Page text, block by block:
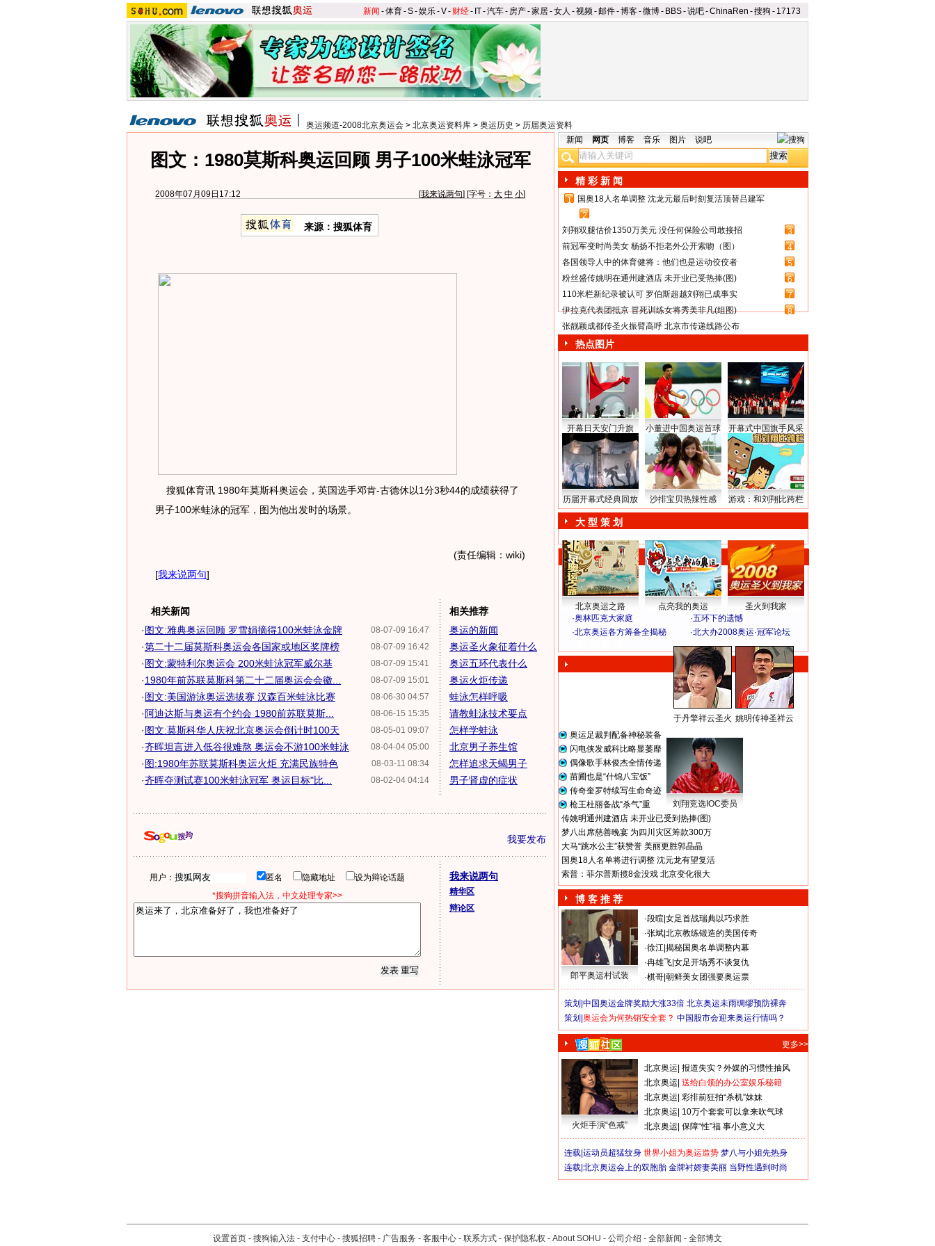
新闻 -体育-S-娱乐-V- 财经- IT-汽车- 房产-家居-女人 -视频-邮件-博客-微博- BBS-说吧-ChinaRen -搜狗 - 17173
奥运频道-2008北京奥运会 > 北京奥运资料库 > 奥运历史 > 历届奥运资料
图文：1980莫斯科奥运回顾 男子100米蛙泳冠军
2008年07月09日17:12 [我来说两句] [字号： 大 中 小]
来源：搜狐体育
搜狐体育讯 1980年莫斯科奥运会，英国选手邓肯-古德休以1分3秒44的成绩获得了
男子100米蛙泳的冠军，图为他出发时的场景。
(责任编辑：wiki)
[我来说两句]
相关新闻
08-07-09 16:47
·图文:雅典奥运回顾 罗雪娟摘得100米蛙泳金牌
08-07-09 16:42
·第二十二届莫斯科奥运会各国家或地区奖牌榜
08-07-09 15:41
·图文:蒙特利尔奥运会 200米蛙泳冠军威尔基
08-07-09 15:01
·1980年前苏联莫斯科第二十二届奥运会会徽...
08-06-30 04:57
·图文:美国游泳奥运选拔赛 汉森百米蛙泳比赛
08-06-15 15:35
· 阿迪达斯与奥运有个约会 1980前苏联莫斯...
08-05-01 09:07
·图文:莫斯科华人庆祝北京奥运会倒计时100天
08-04-04 05:00
·齐晖坦言进入低谷很难熬 奥运会不游100米蛙泳
08-03-11 08:34
·图:1980年苏联莫斯科奥运火炬 充满民族特色
08-02-04 04:14
·齐晖夺测试赛100米蛙泳冠军 奥运目标"比...
相关推荐
奥运的新闻
奥运圣火象征着什么
奥运五环代表什么
奥运火炬传递
蛙泳怎样呼吸
请教蛙泳技术要点
怎样学蛙泳
北京男子养生馆
怎样追求天蝎男子
男子肾虚的症状
我要发布
用户： 匿名 隐藏地址
设为辩论话题
*搜狗拼音输入法，中文处理专家>>
我来说两句
精华区
辩论区
新闻 网页 博客 音乐 图片 说吧
精 彩 新 闻
1
国奥18人名单调整 沈龙元最后时刻复活顶替吕建军
2
刘翔双腿估价1350万美元 没任何保险公司敢接招
3
前冠军变时尚美女 杨扬不拒老外公开索吻（图）
4
各国领导人中的体育健将：他们也是运动佼佼者
5
粉丝盛传姚明在通州建酒店 未开业已受热捧(图)
6
110米栏新纪录被认可 罗伯斯超越刘翔已成事实
7
伊拉克代表团抵京 冒死训练女将秀美非凡(组图)
8
张靓颖成都传圣火振臂高呼 北京市传递线路公布
热点图片
开幕日天安门升旗 小董进中国奥运首球 开幕式中国旗手风采
历届开幕式经典回放 沙排宝贝热辣性感 游戏：和刘翔比跨栏
大 型 策 划
北京奥运之路 点亮我的奥运
圣火到我家
·奥林匹克大家庭 ·五环下的遗憾
·北京奥运各方筹备全揭秘 ·北大办2008奥运·冠军论坛
于丹擎祥云圣火 姚明传神圣祥云
奥运足裁判配备神秘装备
闪电侠发威科比略显萎靡
偶像歌手林俊杰全情传递
苗圃也是“什锦八宝饭”
传奇奎罗特续写生命奇迹
枪王杜丽备战“杀气”重
刘翔竞选IOC委员
传姚明通州建酒店 未开业已受到热捧(图)
梦八出席慈善晚宴 为四川灾区筹款300万
大马“跳水公主”获赞誉 美丽更胜郭晶晶
国奥18人名单将进行调整 沈元龙有望复活
索普：菲尔普斯揽8金没戏 北京变化很大
博 客 推 荐
郎平奥运村试装
·段暄 女足首战瑞典以巧求胜
·张斌 北京教练锻造的美国传奇
·徐江 揭秘国奥名单调整内幕
·冉雄飞 女足开场秀不谈复仇
·棋哥 朝鲜美女团强要奥运票
策划| 中国奥运金牌奖励大涨33倍 北京奥运未雨绸缪预防裸奔
策划| 奥运会为何热销安全套？ 中国股市会迎来奥运行情吗？
更多>>
火炬手演“色戒”
北京奥运 报道失实？外媒的习惯性抽风
北京奥运 送给白领的办公室娱乐秘籍
北京奥运 彩排前狂拍“杀机”妹妹
北京奥运 10万个套套可以拿来吹气球
北京奥运 保障“性”福 事小意义大
连载| 运动员超猛纹身 世界小姐为奥运造势 梦八与小姐先热身
连载| 北京奥运会上的双胞胎 金牌衬娇妻美丽 当野性遇到时尚
设置首页 - 搜狗输入法 - 支付中心 - 搜狐招聘 - 广告服务 - 客服中心 - 联系方式 - 保护隐私权 - About SOHU - 公司介绍 - 全部新闻 - 全部博文